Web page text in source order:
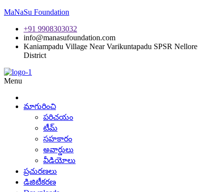
MaNaSu Foundation
+91 9908303032
info@manasufoundation.com
Kaniampadu Village Near Varikuntapadu SPSR Nellore
District
Menu
మాగురించి
పరిచయం
టీమ్
సహకారం
అవార్డులు
వీడియోలు
ప్రచురణలు
డిజిటీకరణ